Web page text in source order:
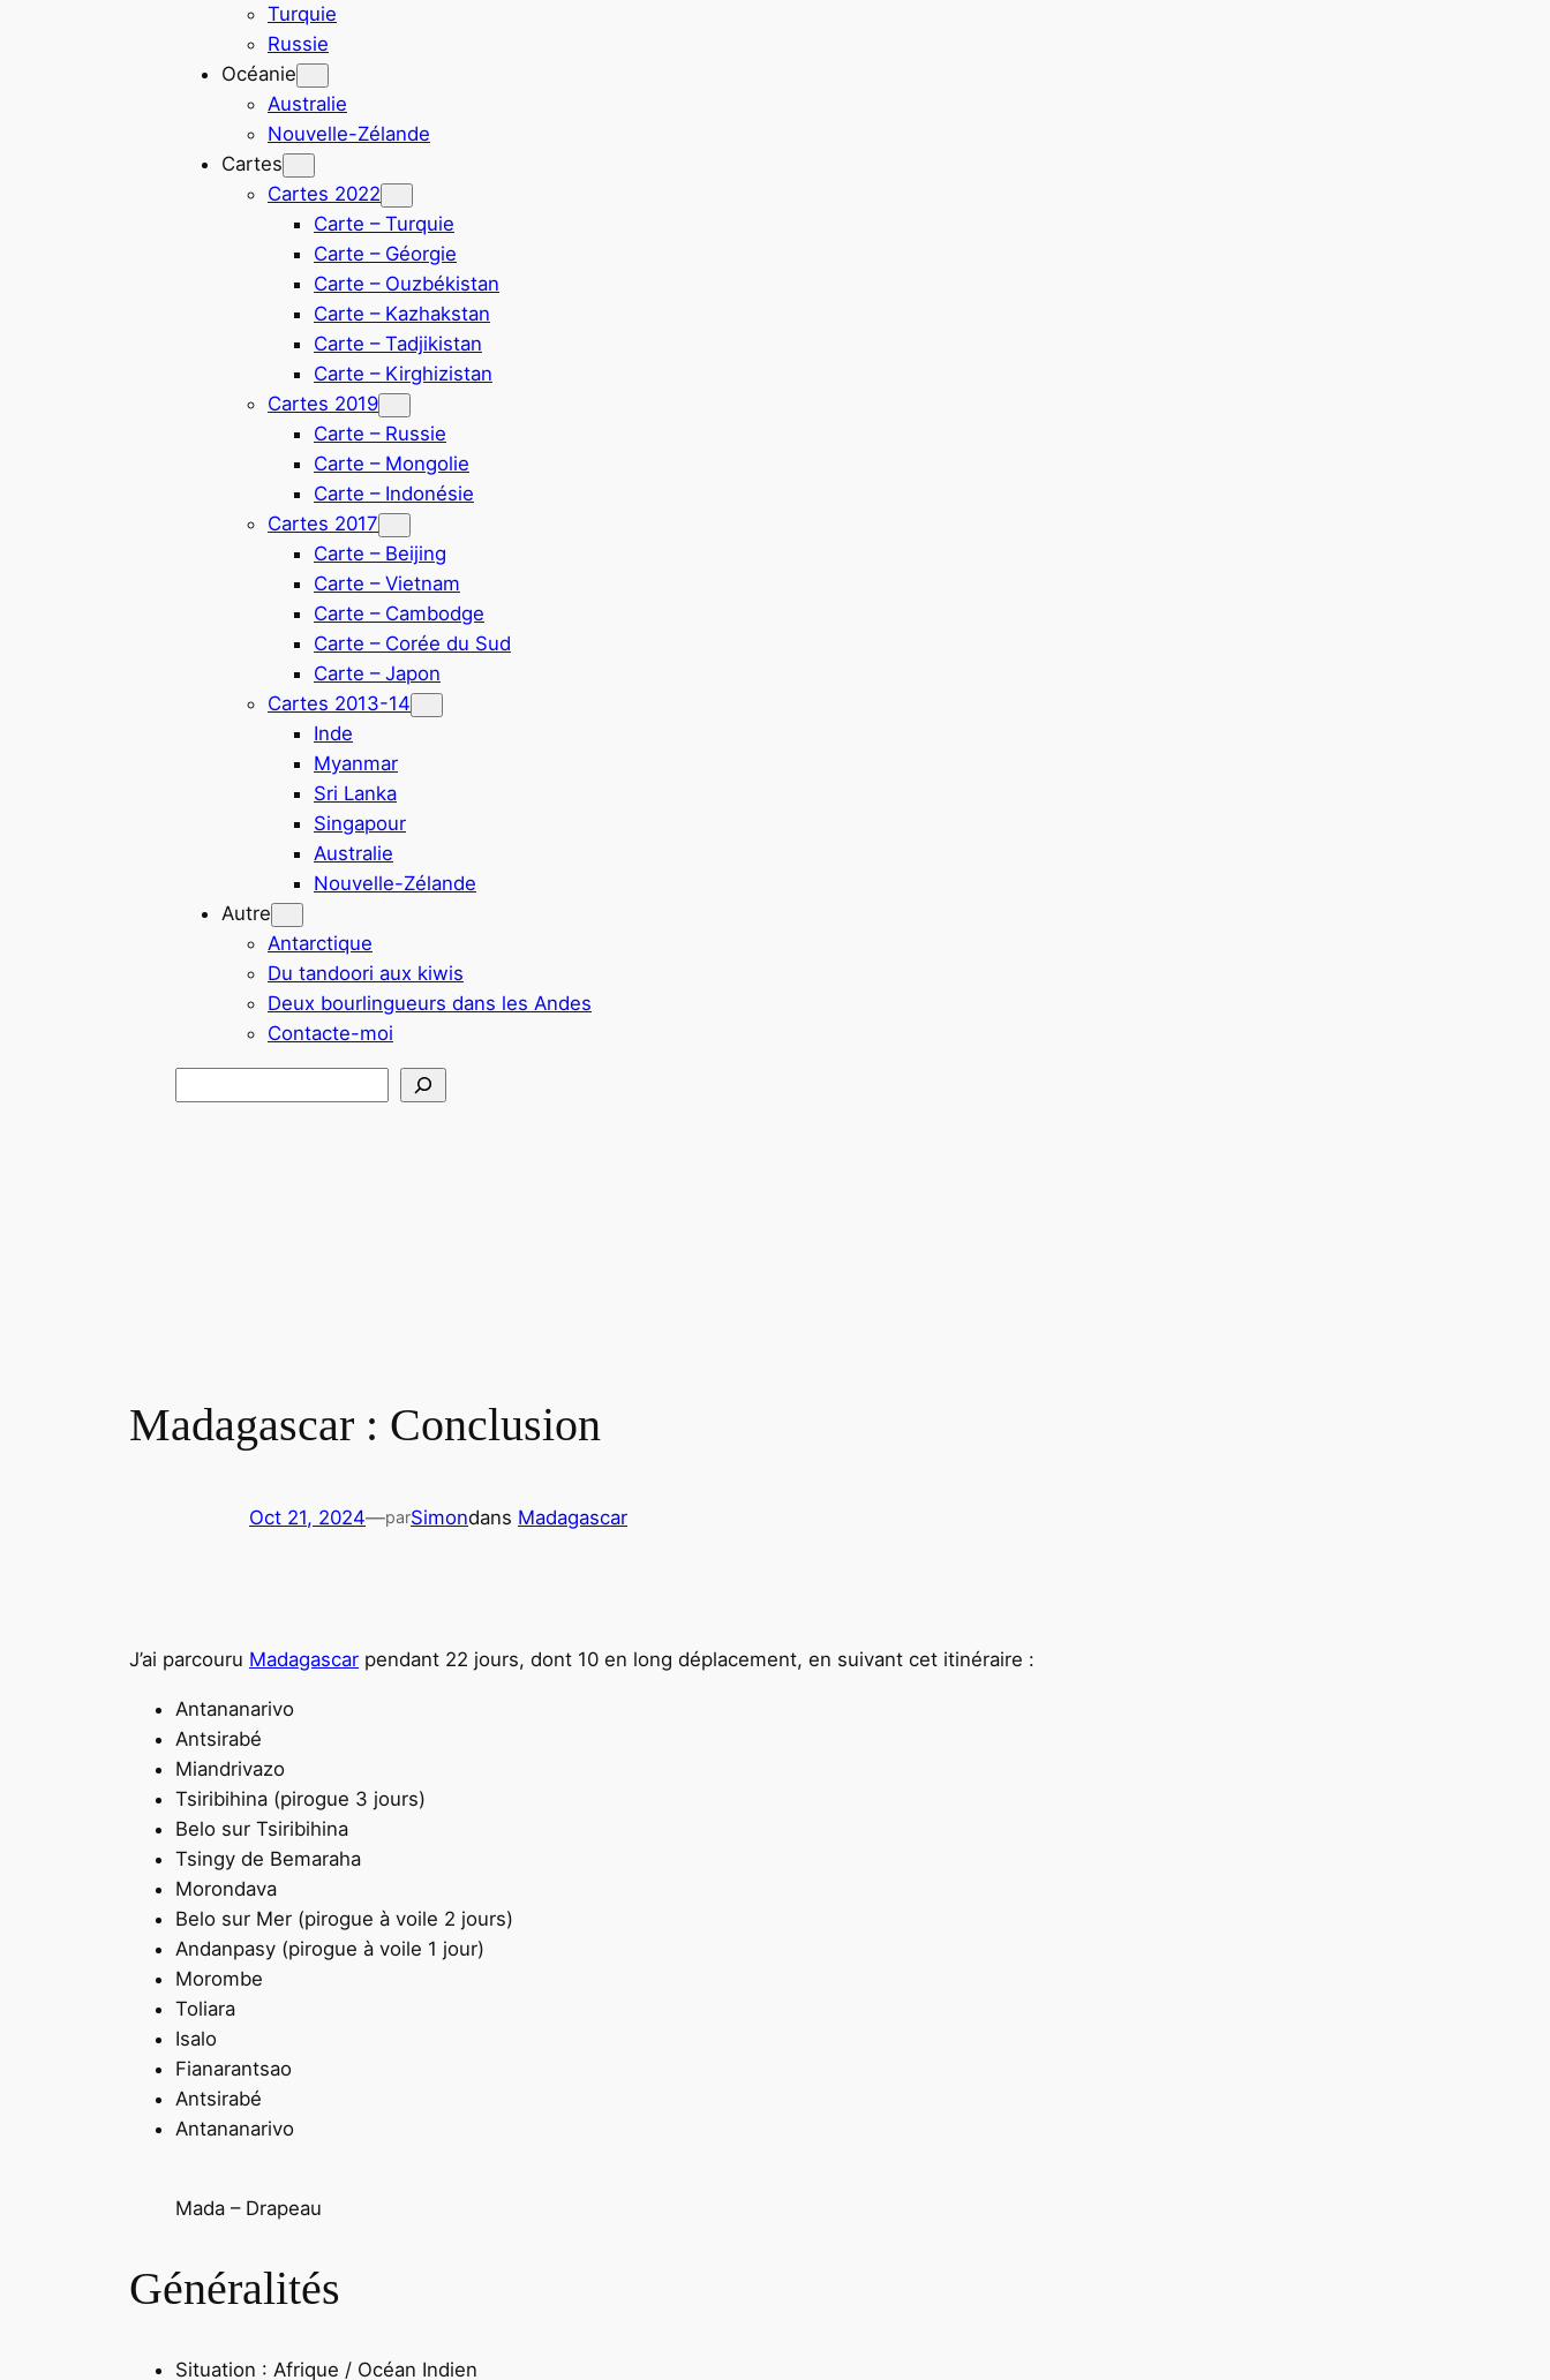
Turquie
Russie
Océanie
Australie
Nouvelle-Zélande
Cartes
Cartes 2022
Carte – Turquie
Carte – Géorgie
Carte – Ouzbékistan
Carte – Kazhakstan
Carte – Tadjikistan
Carte – Kirghizistan
Cartes 2019
Carte – Russie
Carte – Mongolie
Carte – Indonésie
Cartes 2017
Carte – Beijing
Carte – Vietnam
Carte – Cambodge
Carte – Corée du Sud
Carte – Japon
Cartes 2013-14
Inde
Myanmar
Sri Lanka
Singapour
Australie
Nouvelle-Zélande
Autre
Antarctique
Du tandoori aux kiwis
Deux bourlingueurs dans les Andes
Contacte-moi
Madagascar : Conclusion
Oct 21, 2024—parSimondans Madagascar
J’ai parcouru Madagascar pendant 22 jours, dont 10 en long déplacement, en suivant cet itinéraire :
Antananarivo
Antsirabé
Miandrivazo
Tsiribihina (pirogue 3 jours)
Belo sur Tsiribihina
Tsingy de Bemaraha
Morondava
Belo sur Mer (pirogue à voile 2 jours)
Andanpasy (pirogue à voile 1 jour)
Morombe
Toliara
Isalo
Fianarantsao
Antsirabé
Antananarivo
Mada – Drapeau
Généralités
Situation : Afrique / Océan Indien